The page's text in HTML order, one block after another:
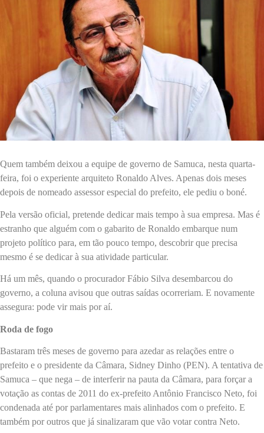
Quem também deixou a equipe de governo de Samuca, nesta quarta-
feira, foi o experiente arquiteto Ronaldo Alves. Apenas dois meses
depois de nomeado assessor especial do prefeito, ele pediu o boné.
Pela versão oficial, pretende dedicar mais tempo à sua empresa. Mas é
estranho que alguém com o gabarito de Ronaldo embarque num
projeto político para, em tão pouco tempo, descobrir que precisa
mesmo é se dedicar à sua atividade particular.
Há um mês, quando o procurador Fábio Silva desembarcou do
governo, a coluna avisou que outras saídas ocorreriam. E novamente
assegura: pode vir mais por aí.
Roda de fogo
Bastaram três meses de governo para azedar as relações entre o
prefeito e o presidente da Câmara, Sidney Dinho (PEN). A tentativa de
Samuca – que nega – de interferir na pauta da Câmara, para forçar a
votação as contas de 2011 do ex-prefeito Antônio Francisco Neto, foi
condenada até por parlamentares mais alinhados com o prefeito. E
também por outros que já sinalizaram que vão votar contra Neto.